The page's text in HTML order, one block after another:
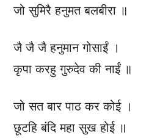
जो सुमिरै हनुमत बलबीरा ॥
जै जै जै हनुमान गोसाईं ।
कृपा करहु गुरुदेव की नाईं ॥
जो सत बार पाठ कर कोई ।
छूटहि बंदि महा सुख होई ॥